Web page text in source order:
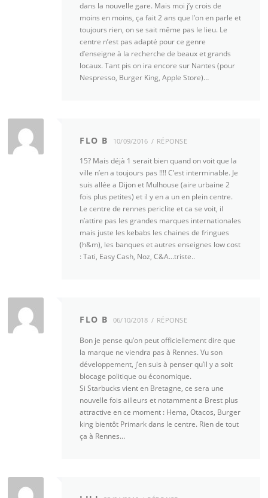
dans la nouvelle gare. Mais moi j’y crois de
moins en moins, ça fait 2 ans que l’on en parle et
toujours rien, on se sait même pas le lieu. Le
centre n’est pas adapté pour ce genre
d’enseigne à la recherche de beaux et grands
locaux. Tant pis on ira encore sur Nantes (pour
Nespresso, Burger King, Apple Store)…
FLO B 10/09/2016 RÉPONSE
15? Mais déjà 1 serait bien quand on voit que la
ville n’en a toujours pas !!!! C’est interminable. Je
suis allée a Dijon et Mulhouse (aire urbaine 2
fois plus petites) et il y en a un en plein centre.
Le centre de rennes periclite et ca se voit, il
n’attire pas les grandes marques internationales
mais juste les kebabs les chaines de fringues
(h&m), les banques et autres enseignes low cost
: Tati, Easy Cash, Noz, C&A…triste..
FLO B 06/10/2018 RÉPONSE
Bon je pense qu’on peut officiellement dire que
la marque ne viendra pas à Rennes. Vu son
développement, j’en suis à penser qu’il y a soit
blocage politique ou économique.
Si Starbucks vient en Bretagne, ce sera une
nouvelle fois ailleurs et notamment a Brest plus
attractive en ce moment : Hema, Otacos, Burger
king bientôt Primark dans le centre. Rien de tout
ça à Rennes…